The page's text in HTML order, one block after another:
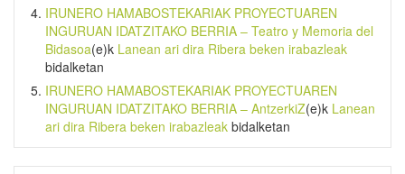
IRUNERO HAMABOSTEKARIAK PROYECTUAREN
INGURUAN IDATZITAKO BERRIA – Teatro y Memoria del
Bidasoa(e)k Lanean ari dira Ribera beken irabazleak
bidalketan
IRUNERO HAMABOSTEKARIAK PROYECTUAREN
INGURUAN IDATZITAKO BERRIA – AntzerkiZ(e)k Lanean
ari dira Ribera beken irabazleak bidalketan